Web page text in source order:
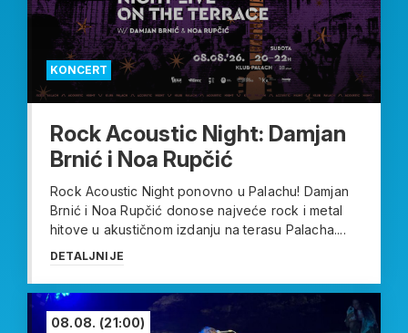
KONCERT
Rock Acoustic Night: Damjan
Brnić i Noa Rupčić
Rock Acoustic Night ponovno u Palachu! Damjan
Brnić i Noa Rupčić donose najveće rock i metal
hitove u akustičnom izdanju na terasu Palacha....
DETALJNIJE
08.08. (21:00)